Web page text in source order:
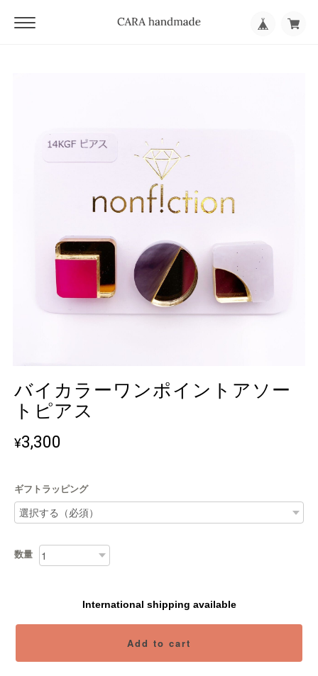
バイカラーワンポイントアソー
トピアス
¥3,300
ギフトラッピング
数量
International shipping available
Add to cart